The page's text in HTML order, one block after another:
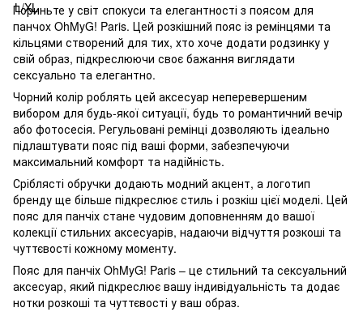
Пориньте у світ спокуси та елегантності з поясом для
панчох OhMyG! Paris. Цей розкішний пояс із ремінцями та
кільцями створений для тих, хто хоче додати родзинку у
свій образ, підкреслюючи своє бажання виглядати
сексуально та елегантно.
Чорний колір роблять цей аксесуар неперевершеним
вибором для будь-якої ситуації, будь то романтичний вечір
або фотосесія. Регульовані ремінці дозволяють ідеально
підлаштувати пояс під ваші форми, забезпечуючи
максимальний комфорт та надійність.
Сріблясті обручки додають модний акцент, а логотип
бренду ще більше підкреслює стиль і розкіш цієї моделі. Цей
пояс для панчіх стане чудовим доповненням до вашої
колекції стильних аксесуарів, надаючи відчуття розкоші та
чуттєвості кожному моменту.
Пояс для панчіх OhMyG! Paris – це стильний та сексуальний
аксесуар, який підкреслює вашу індивідуальність та додає
нотки розкоші та чуттєвості у ваш образ.